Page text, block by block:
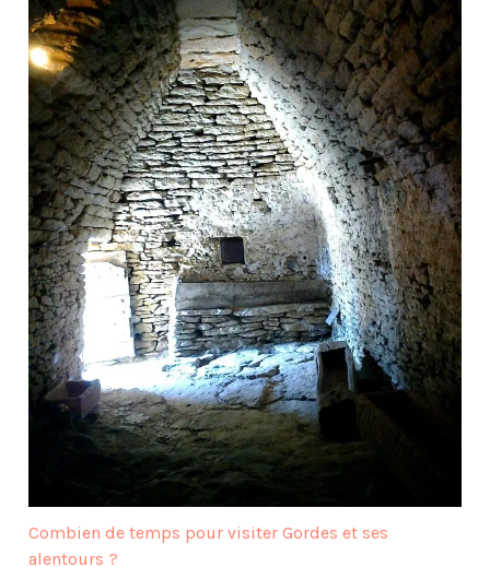
Combien de temps pour visiter Gordes et ses
alentours ?